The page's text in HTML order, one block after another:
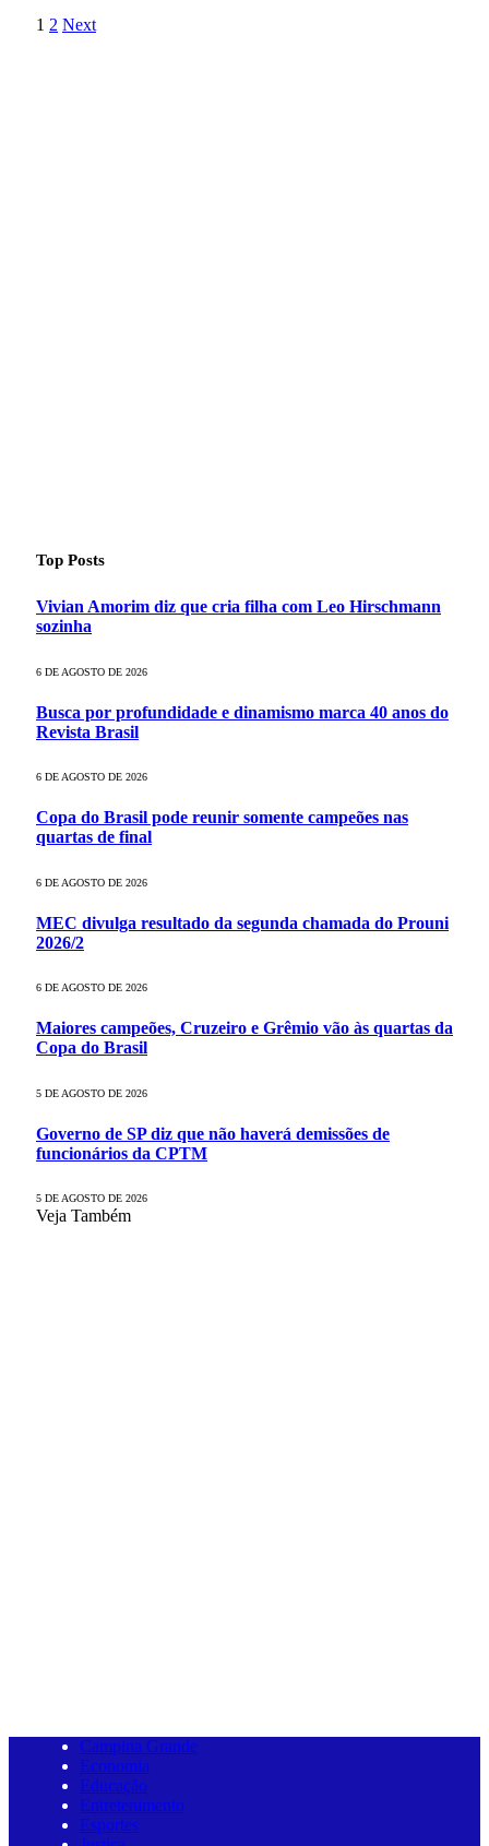
1 2 Next
Top Posts
Vivian Amorim diz que cria filha com Leo Hirschmann
sozinha
6 DE AGOSTO DE 2026
Busca por profundidade e dinamismo marca 40 anos do
Revista Brasil
6 DE AGOSTO DE 2026
Copa do Brasil pode reunir somente campeões nas
quartas de final
6 DE AGOSTO DE 2026
MEC divulga resultado da segunda chamada do Prouni
2026/2
6 DE AGOSTO DE 2026
Maiores campeões, Cruzeiro e Grêmio vão às quartas da
Copa do Brasil
5 DE AGOSTO DE 2026
Governo de SP diz que não haverá demissões de
funcionários da CPTM
5 DE AGOSTO DE 2026
Veja Também
Campina Grande
Economia
Educação
Entretenimento
Esportes